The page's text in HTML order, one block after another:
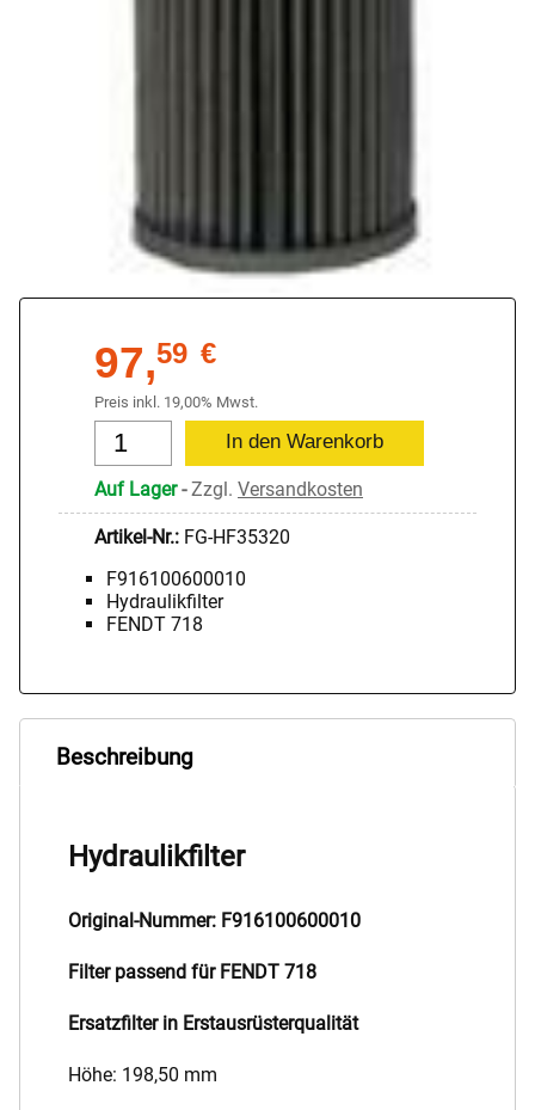
97,59 €
Preis inkl. 19,00% Mwst.
Auf Lager-Zzgl. Versandkosten
Artikel-Nr.: FG-HF35320
F916100600010
Hydraulikfilter
FENDT 718
Beschreibung
Hydraulikfilter
Original-Nummer: F916100600010
Filter passend für FENDT 718
Ersatzfilter in Erstausrüsterqualität
Höhe: 198,50 mm